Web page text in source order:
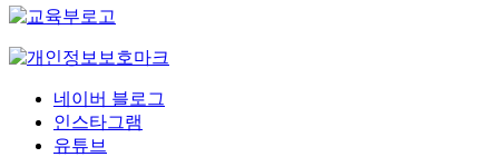
네이버 블로그
인스타그램
유튜브